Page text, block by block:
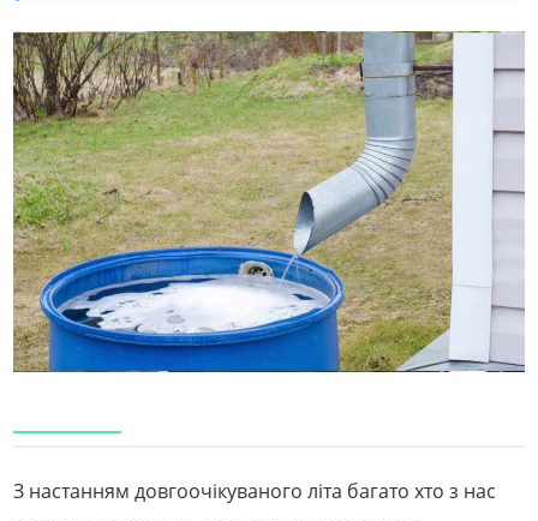
З настанням довгоочікуваного літа багато хто з нас